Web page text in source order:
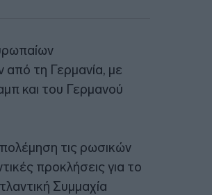
τη Γερμανία, με
και του Γερμανού
τις ρωσικών
προκλήσεις για το
Συμμαχία